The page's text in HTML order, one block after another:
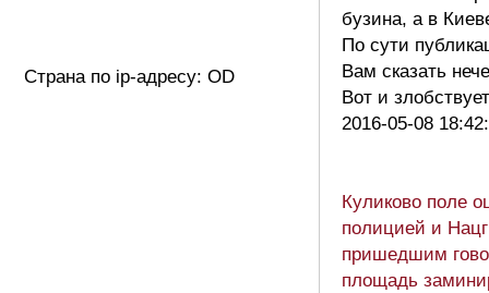
Страна по ip-адресу: OD
бузина, а в
По сути
Вам сказать
Вот и
2016-05-08
Куликово поле
полицией и
пришедшим
площадь